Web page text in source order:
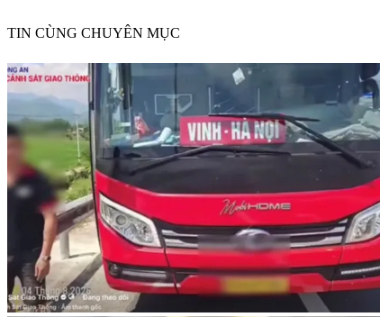
TIN CÙNG CHUYÊN MỤC